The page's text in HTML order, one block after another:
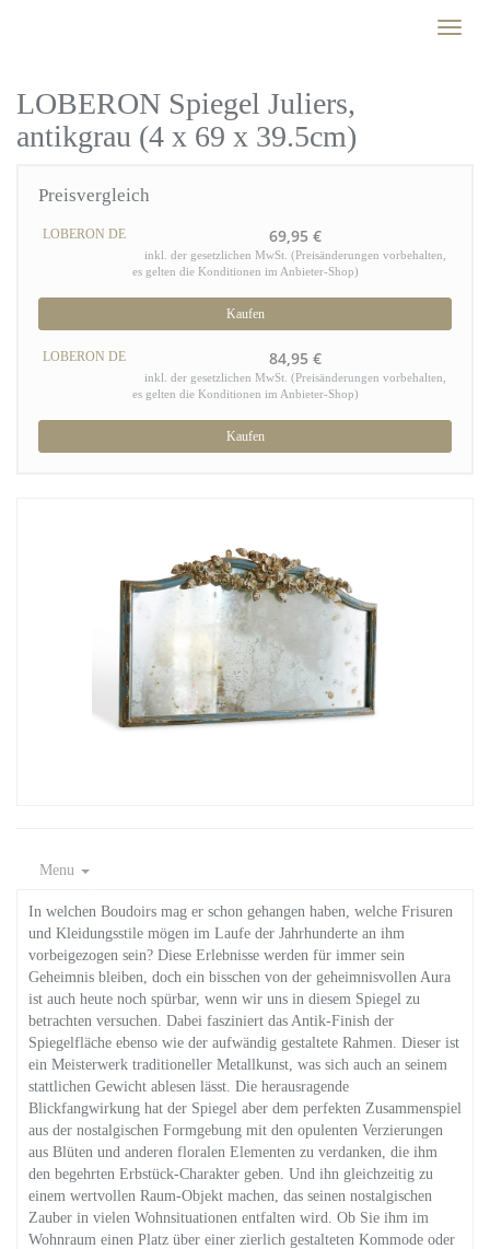
Toggle
LOBERON Spiegel Juliers,
antikgrau (4 x 69 x 39.5cm)
Preisvergleich
LOBERON DE 69,95 €
inkl. der gesetzlichen MwSt. (Preisänderungen vorbehalten,
es gelten die Konditionen im Anbieter-Shop)
Kaufen
LOBERON DE 84,95 €
inkl. der gesetzlichen MwSt. (Preisänderungen vorbehalten,
es gelten die Konditionen im Anbieter-Shop)
Kaufen
Menu
In welchen Boudoirs mag er schon gehangen haben, welche Frisuren
und Kleidungsstile mögen im Laufe der Jahrhunderte an ihm
vorbeigezogen sein? Diese Erlebnisse werden für immer sein
Geheimnis bleiben, doch ein bisschen von der geheimnisvollen Aura
ist auch heute noch spürbar, wenn wir uns in diesem Spiegel zu
betrachten versuchen. Dabei fasziniert das Antik-Finish der
Spiegelfläche ebenso wie der aufwändig gestaltete Rahmen. Dieser ist
ein Meisterwerk traditioneller Metallkunst, was sich auch an seinem
stattlichen Gewicht ablesen lässt. Die herausragende
Blickfangwirkung hat der Spiegel aber dem perfekten Zusammenspiel
aus der nostalgischen Formgebung mit den opulenten Verzierungen
aus Blüten und anderen floralen Elementen zu verdanken, die ihm
den begehrten Erbstück-Charakter geben. Und ihn gleichzeitig zu
einem wertvollen Raum-Objekt machen, das seinen nostalgischen
Zauber in vielen Wohnsituationen entfalten wird. Ob Sie ihm im
Wohnraum einen Platz über einer zierlich gestalteten Kommode oder